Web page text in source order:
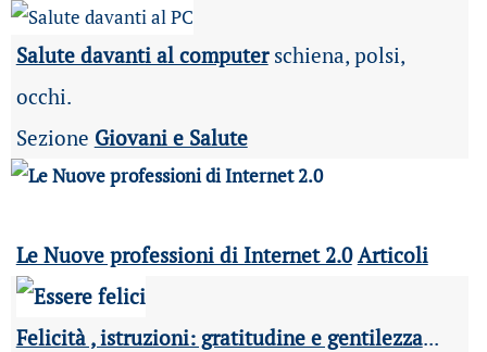
Salute davanti al computerschiena, polsi,
occhi.
Sezione Giovani e Salute
Le Nuove professioni di Internet 2.0 Articoli
Felicità , istruzioni: gratitudine e gentilezza...